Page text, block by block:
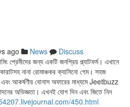
ago News
Discuss
জন্য একটি জনপ্রিয় প্ল্যাটফর্ম। এখানে
নানা রোমাঞ্চকর ক্যাসিনো গেম। সহজ
এবং আকর্ষণীয় বোনাস অফারের মাধ্যমে Jeetbuzz
অভিজ্ঞতা। এখনই যোগ দিন এবং জিতে নিন
450.html